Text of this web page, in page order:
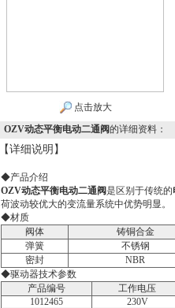
点击放大
OZV动态平衡电动二通阀的详细资料：
【详细说明】
◆产品介绍
OZV动态平衡电动二通阀是区别于传统的
荷波动较优大的变流量系统中优势明显。
◆材质
阀体
铸铜合金
弹簧
不锈钢
密封
NBR
◆驱动器技术参数
产品编号
工作电压
1012465
230V